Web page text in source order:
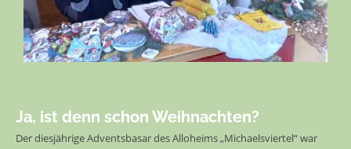
Ja, ist denn schon Weihnachten?
Der diesjährige Adventsbasar des Alloheims „Michaelsviertel“ war